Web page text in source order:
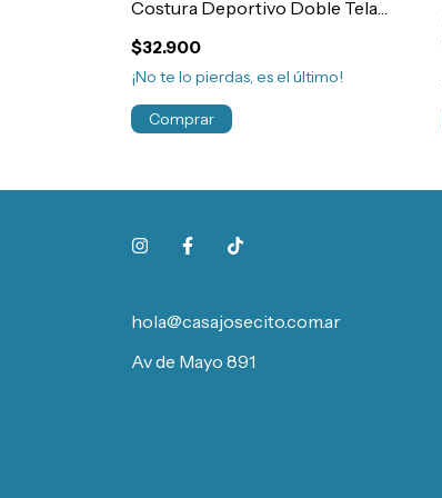
Costura Deportivo Doble Tela
$32.900
¡No te lo pierdas, es el último!
Comprar
hola@casajosecito.com.ar
Av de Mayo 891